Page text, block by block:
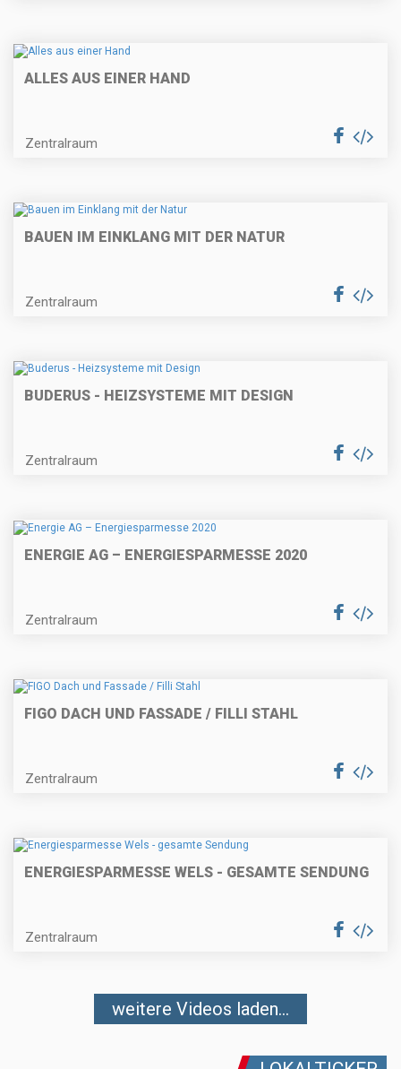
ALLES AUS EINER HAND
Zentralraum
BAUEN IM EINKLANG MIT DER NATUR
Zentralraum
BUDERUS - HEIZSYSTEME MIT DESIGN
Zentralraum
ENERGIE AG – ENERGIESPARMESSE 2020
Zentralraum
FIGO DACH UND FASSADE / FILLI STAHL
Zentralraum
ENERGIESPARMESSE WELS - GESAMTE SENDUNG
Zentralraum
weitere Videos laden...